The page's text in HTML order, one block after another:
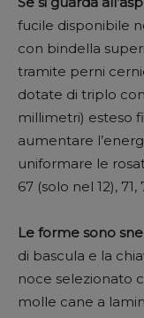
fucile disponibile
con bindella
tramite perni
dotate di triplo
millimetri) esteso
aumentare
uniformare le
67 (solo nel 12),
Le forme sono
di bascula e la
noce selezionato
molle cane a